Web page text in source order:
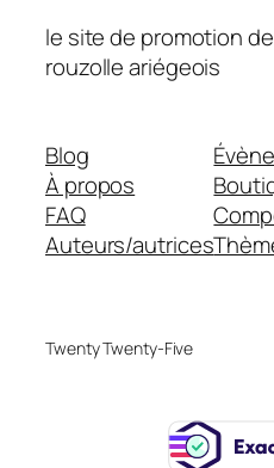
le site de promotion
rouzolle ariégeois
Blog
À propos
FAQ
Auteurs/autrices
Twenty Twenty-Five